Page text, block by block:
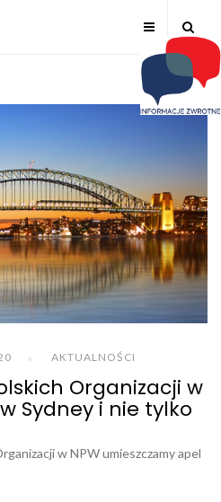
AKTUALNOŚCI
Organizacji w
Sydney i nie tylko
w NPW umieszczamy apel